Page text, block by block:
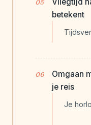
Vliegtijd
betekent
Omgaan
je reis
Je